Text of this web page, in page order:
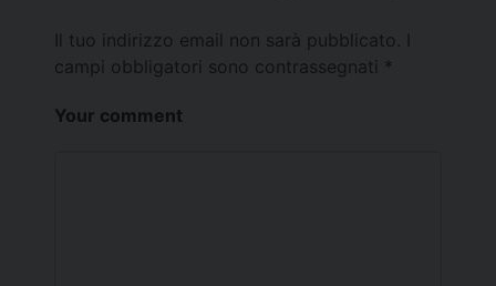
Il tuo indirizzo email non sarà pubblicato.
campi obbligatori sono contrassegnati *
Your comment